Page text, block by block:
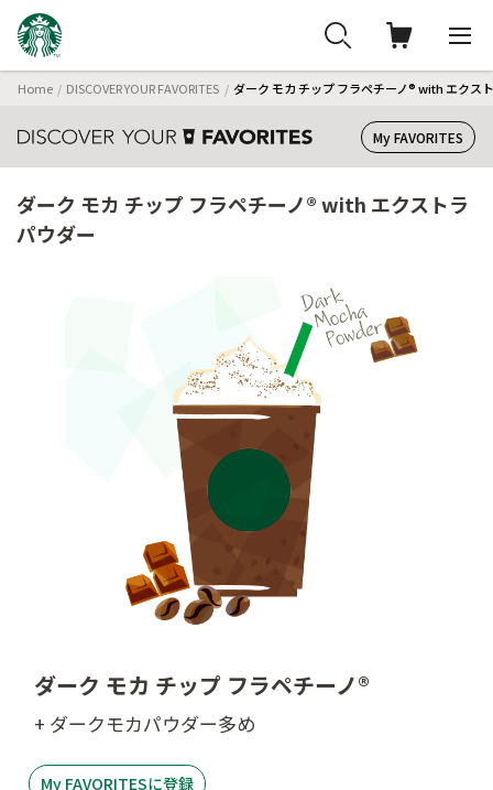
Home DISCOVER YOUR FAVORITES ダーク モカ チップ フラペチーノ® with エクス
My FAVORITES
ダーク モカ チップ フラペチーノ® with エクストラ
パウダー
ダーク モカ チップ フラペチーノ®
+ ダークモカパウダー多め
My FAVORITESに登録